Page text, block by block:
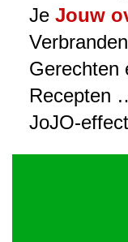
Je Jouw
Gerechten
Recepten
JoJO-